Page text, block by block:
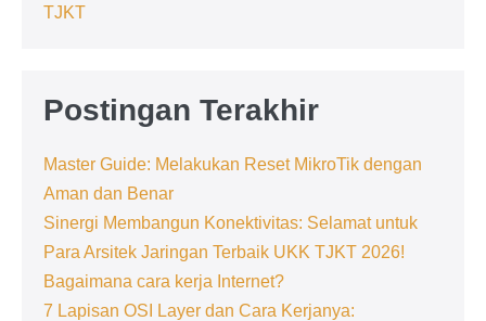
TJKT
Postingan Terakhir
Master Guide: Melakukan Reset MikroTik dengan
Aman dan Benar
Sinergi Membangun Konektivitas: Selamat untuk
Para Arsitek Jaringan Terbaik UKK TJKT 2026!
Bagaimana cara kerja Internet?
7 Lapisan OSI Layer dan Cara Kerjanya: